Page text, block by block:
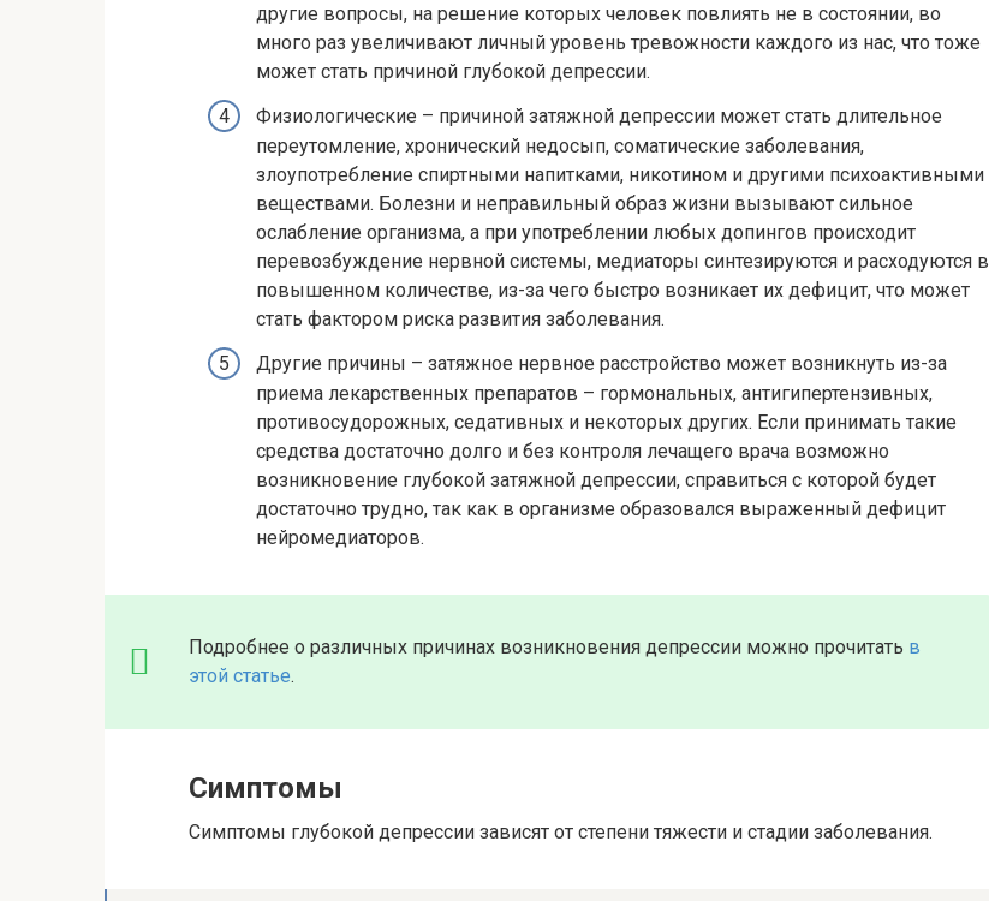
другие вопросы, на решение которых человек повлиять не в состоянии, во
много раз увеличивают личный уровень тревожности каждого из нас, что тоже
может стать причиной глубокой депрессии.
Физиологические – причиной затяжной депрессии может стать длительное
переутомление, хронический недосып, соматические заболевания,
злоупотребление спиртными напитками, никотином и другими психоактивными
веществами. Болезни и неправильный образ жизни вызывают сильное
ослабление организма, а при употреблении любых допингов происходит
перевозбуждение нервной системы, медиаторы синтезируются и расходуются в
повышенном количестве, из-за чего быстро возникает их дефицит, что может
стать фактором риска развития заболевания.
Другие причины – затяжное нервное расстройство может возникнуть из-за
приема лекарственных препаратов – гормональных, антигипертензивных,
противосудорожных, седативных и некоторых других. Если принимать такие
средства достаточно долго и без контроля лечащего врача возможно
возникновение глубокой затяжной депрессии, справиться с которой будет
достаточно трудно, так как в организме образовался выраженный дефицит
нейромедиаторов.
Подробнее о различных причинах возникновения депрессии можно прочитать в
этой статье.
Симптомы
Симптомы глубокой депрессии зависят от степени тяжести и стадии заболевания.